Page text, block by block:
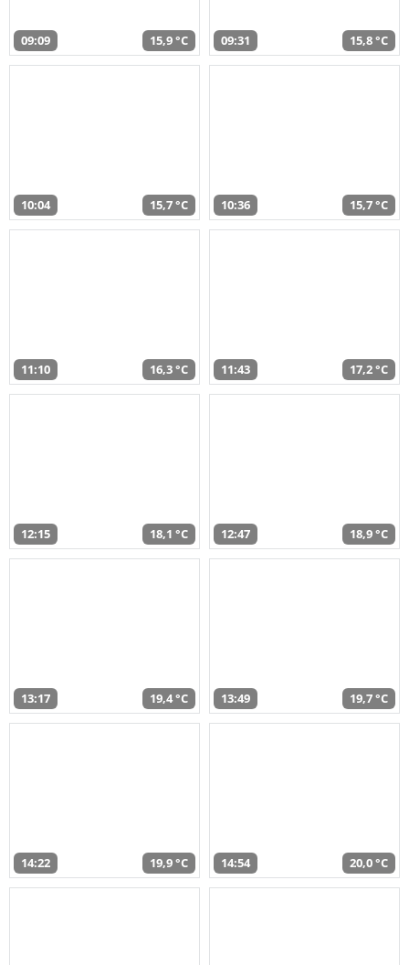
09:09 15,9 °C 09:31 15,8 °C
10:04 15,7 °C 10:36 15,7 °C
11:10 16,3 °C 11:43 17,2 °C
12:15 18,1 °C 12:47 18,9 °C
13:17 19,4 °C 13:49 19,7 °C
14:22 19,9 °C 14:54 20,0 °C